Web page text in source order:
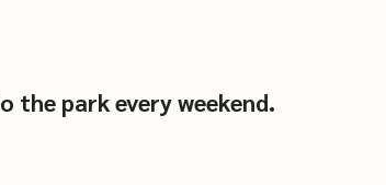
to the park every weekend.